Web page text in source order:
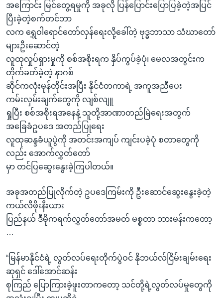
အကြောင်း မြင်တွေ့ရမှုကို အခုလို ပြန်ပြောင်းပြောပြခဲ့တဲ့အပြင်
ပြီးခဲ့တဲ့စက်တင်ဘာ
လက ရွှေဝါရောင်တော်လှန်ရေးလို့ခေါ်တဲ့ ဗုဒ္ဓဘာသာ သံဃာတော်
များဦးဆောင်တဲ့
လူထုလှုပ်ရှားမှုကို စစ်အစိုးရက နှိပ်ကွပ်ခဲ့ပုံ၊ မေလအတွင်းက
တိုက်ခတ်ခဲ့တဲ့ နာဂစ်
ဆိုင်ကလုံးမုန်တိုင်းအပြီး နိုင်ငံတကာရဲ့ အကူအညီပေး
ကမ်းလှမ်းချက်တွေကို လျစ်လျူ
ရှုပြီး စစ်အစိုးရအနေနဲ့ သူတို့အာဏာတည်မြဲရေးအတွက်
အခြေခံဥပဒေ အတည်ပြုရေး
လူထုဆန္ဒခံယူပွဲကို အတင်းအကျပ် ကျင်းပခဲ့ပုံ စတာတွေကို
လည်း အောက်လွှတ်တော်
မှာ တင်ပြဆွေးနွေးခဲ့ကြပါတယ်။
အခုအတည်ပြုလိုက်တဲ့ ဥပဒေကြမ်းကို ဦးဆောင်ဆွေးနွေးခဲ့တဲ့
ကယ်လီဖိုးနီးယား
ပြည်နယ် ဒီမိုကရက်လွှတ်တော်အမတ် မစ္စတာ ဘားမန်းကတော့
…
“မြန်မာနိုင်ငံရဲ့ လွတ်လပ်ရေးတိုက်ပွဲဝင် နိုဘယ်လ်ငြိမ်းချမ်းရေး
ဆုရှင် ဒေါ်အောင်ဆန်း
စုကြည် ပြောကြားခဲ့ဖူးတာကတော့ သင်တို့ရဲ့လွတ်လပ်မှုတွေကို